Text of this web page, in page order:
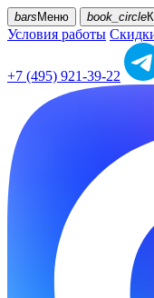
bars Меню book_circle
Условия работы
+7 (495) 921-39-22